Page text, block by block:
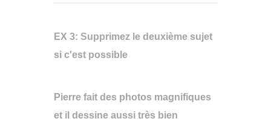
EX 3: Supprimez le deuxième sujet
si c'est possible
Pierre fait des photos magnifiques
et il dessine aussi très bien